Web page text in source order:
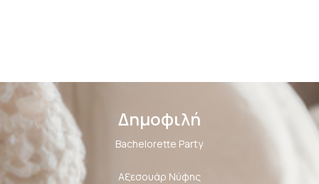
Δημοφιλή
Bachelorette Party
Αξεσουάρ Νύφης